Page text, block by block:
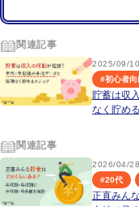
関連記事
2025/09/10
#初心者向
貯蓄は収
なく貯め
関連記事
2026/04/28
#20代
正直みん